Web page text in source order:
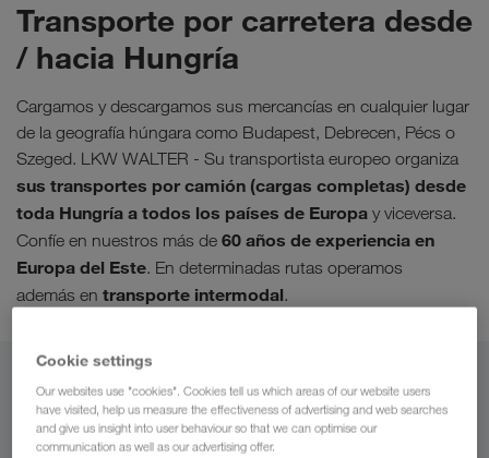
Transporte por carretera desde
/ hacia Hungría
Cargamos y descargamos sus mercancías en cualquier lugar
de la geografía húngara como Budapest, Debrecen, Pécs o
Szeged. LKW WALTER - Su transportista europeo organiza
sus transportes por camión (cargas completas) desde
toda Hungría a todos los países de Europa y viceversa.
Confíe en nuestros más de 60 años de experiencia en
Europa del Este. En determinadas rutas operamos
además en transporte intermodal.
Desde
España
Cookie settings
Our websites use "cookies". Cookies tell us which areas of our website users
have visited, help us measure the effectiveness of advertising and web searches
and give us insight into user behaviour so that we can optimise our
communication as well as our advertising offer.